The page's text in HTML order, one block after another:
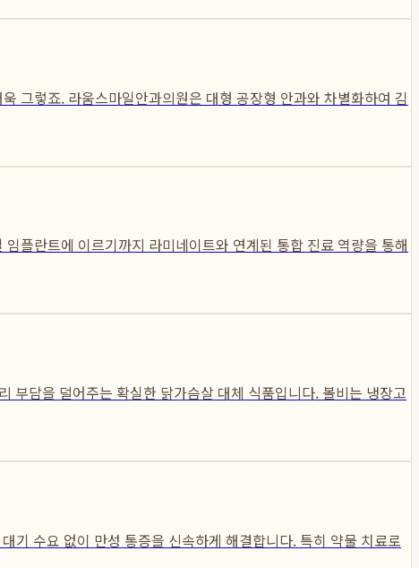
그렇죠. 라움스마일안과의원은 대형 공장형 안과와 차별화하여 김
플란트에 이르기까지 라미네이트와 연계된 통합 진료 역량을 통해
부담을 덜어주는 확실한 닭가슴살 대체 식품입니다. 볼비는 냉장고
기 수요 없이 만성 통증을 신속하게 해결합니다. 특히 약물 치료로